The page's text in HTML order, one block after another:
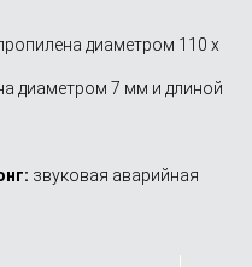
диаметром 110 x
диаметром 7 мм и длиной
звуковая аварийная